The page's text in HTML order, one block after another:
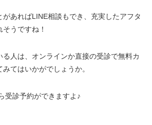
あればLINE相談もでき、充実したアフタ
うですね！
る人は、オンラインか直接の受診で無料カ
てはいかがでしょうか。
受診予約ができますよ♪